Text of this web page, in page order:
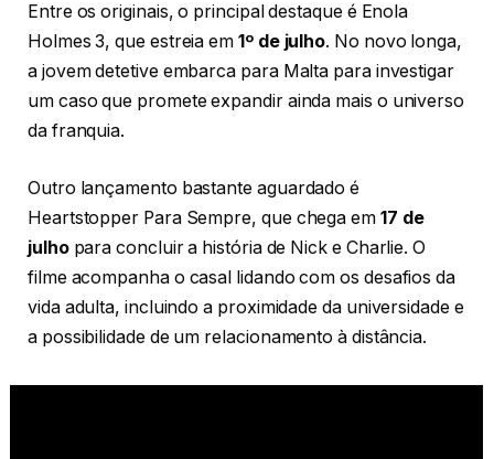
Entre os originais, o principal destaque é Enola
Holmes 3, que estreia em1º de julho. No novo longa,
a jovem detetive embarca para Malta para investigar
um caso que promete expandir ainda mais o universo
da franquia.
Outro lançamento bastante aguardado é
Heartstopper Para Sempre, que chega em 17 de
julhopara concluir a história de Nick e Charlie. O
filme acompanha o casal lidando com os desafios da
vida adulta, incluindo a proximidade da universidade e
a possibilidade de um relacionamento à distância.